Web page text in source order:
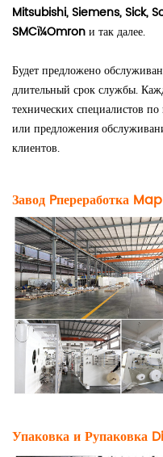
Mitsubishi, Siemens, Sick,
SMCï¼Omronи так далее.
Будет предложено
длительный срок службы.
технических специалистов
или предложения
клиентов.
Завод Pпереработка Map
Упаковка и Рупаковка Di